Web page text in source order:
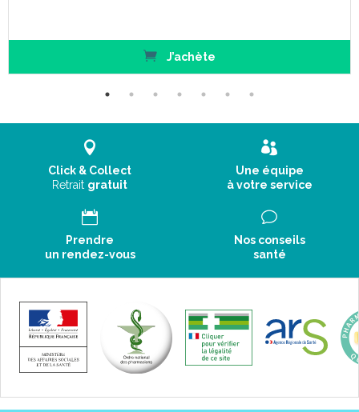
J’achète
Click & Collect
Retrait gratuit
Une équipe
à votre service
Prendre
un rendez-vous
Nos conseils
santé